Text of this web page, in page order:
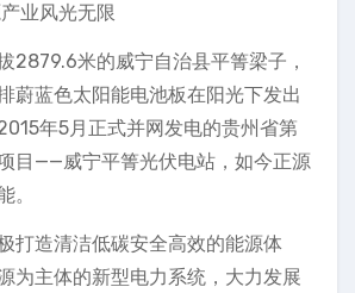
业风光无限
2879.6米的威宁自治县平箐梁子，
蔚蓝色太阳能电池板在阳光下发出
年5月正式并网发电的贵州省第
目——威宁平箐光伏电站，如今正源
。
打造清洁低碳安全高效的能源体
为主体的新型电力系统，大力发展